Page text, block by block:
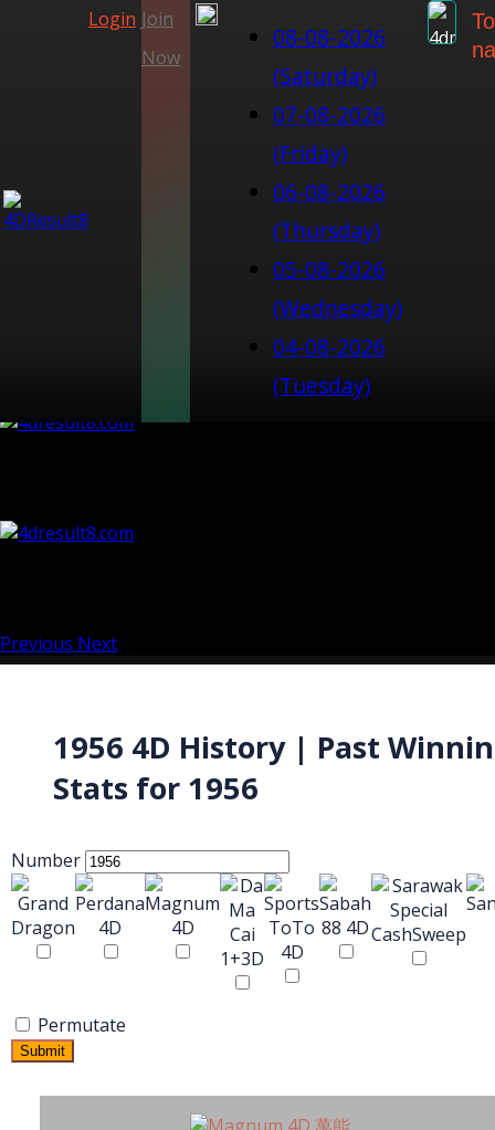
Login Join
Now
08-08-2026
(Saturday)
07-08-2026
(Friday)
06-08-2026
(Thursday)
05-08-2026
(Wednesday)
04-08-2026
(Tuesday)
Previous Next
1956 4D History | Past
Stats for 1956
Number
Permutate
Submit